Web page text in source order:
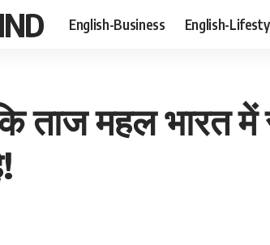
English-Business English-
ताज महल भारत